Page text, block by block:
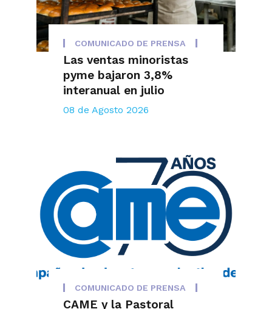
COMUNICADO DE PRENSA
Las ventas minoristas
pyme bajaron 3,8%
interanual en julio
08 de Agosto 2026
COMUNICADO DE PRENSA
CAME y la Pastoral